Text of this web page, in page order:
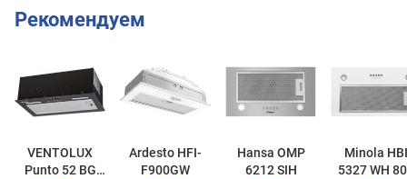
Рекомендуем
VENTOLUX
Punto 52 BG
Ardesto HFI-
F900GW
Hansa OMP
6212 SIH
Minola HBI
5327 WH